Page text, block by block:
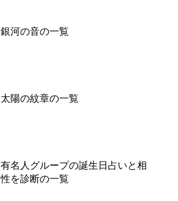
銀河の音の一覧
太陽の紋章の一覧
有名人グループの誕生日占いと相
性を診断の一覧